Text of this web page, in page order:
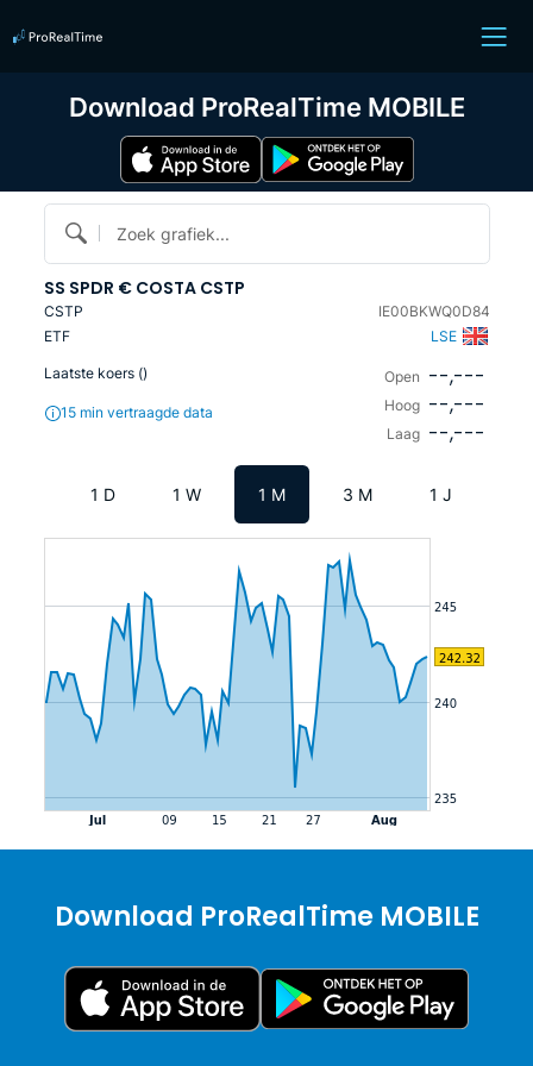
Zoek grafiek...
SS SPDR € COSTA CSTP
CSTP
IE00BKWQ0D84
ETF
LSE
Laatste koers ()
15 min vertraagde data
Open --,---
Hoog --,---
Laag --,---
1 D 1 W 1 M 3 M 1 J
Download ProRealTime MOBILE
Download ProRealTime MOBILE